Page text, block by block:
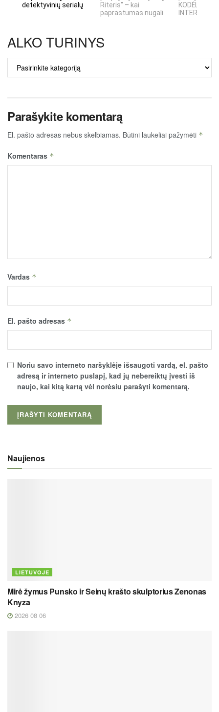
detektyvinių serialų
Riteris" – kai
paprastumas nugali
KODĖL
INTERNETO
ALKO TURINYS
TURINYS
Parašykite komentarą
El. pašto adresas nebus skelbiamas. Būtini laukeliai pažymėti *
Komentaras *
Vardas *
El. pašto adresas *
Noriu savo interneto naršyklėje išsaugoti vardą, el. pašto
adresą ir interneto puslapį, kad jų nebereiktų įvesti iš
naujo, kai kitą kartą vėl norėsiu parašyti komentarą.
Naujienos
LIETUVOJE
Mirė žymus Punsko ir Seinų krašto skulptorius Zenonas
Knyza
2026 08 06